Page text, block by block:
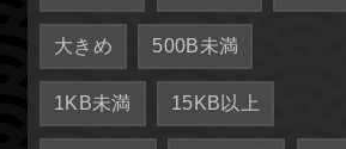
大きめ 500B未満
1KB未満 15KB以上